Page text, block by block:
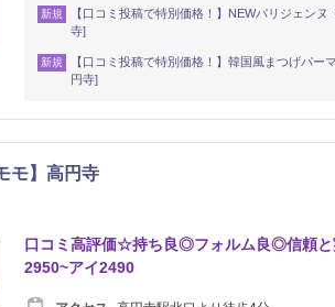
新規
【口コミ投稿で特別価格！】NEWパリジェン
寺]
新規
【口コミ投稿で特別価格！】韓国風まつげパ
円寺]
モ】高円寺
口コミ高評価☆持ち良◎フォルム良◎信頼と
2950~アイ2490